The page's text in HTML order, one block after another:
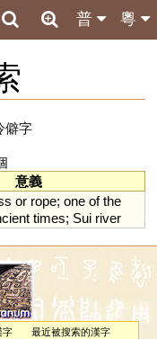
粵
普
僻字
意義
or rope; one of the
times; Sui river
字
最近被搜索的漢字